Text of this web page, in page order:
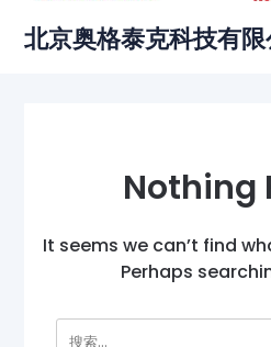
北京奥格泰克科技有限
Nothing
It seems we can’t find
Perhaps
搜